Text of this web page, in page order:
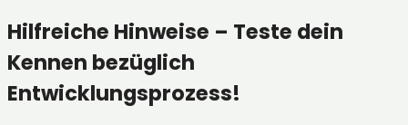
Hilfreiche Hinweise – Teste dein
Kennen bezüglich
Entwicklungsprozess!